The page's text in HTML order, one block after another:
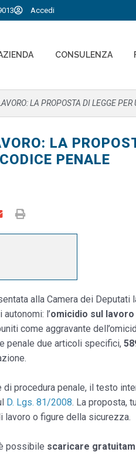
Accedi
CONSULENZA
LA PROPOSTA DI LEGGE
LA
PENALE
alla Camera dei Deputati
l’omicidio sul lavoro
come aggravante
penale due articoli specifici,
procedura penale, il testo
D. Lgs. 81/2008. La proposta,
lavoro o figure della sicurezza.
possibile scaricare